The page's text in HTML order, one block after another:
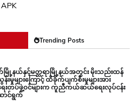
Trending Posts
ြို့နယ်နှင့်မတ္တရာမြို့နယ်အတွင်း မိုးသည်းထန်
န်းမှုများကြောင့် ထိခိုက်ပျက်စီးမှုများအား
းတပ်ဖွဲ့ဝင်များက ကူညီကယ်ဆယ်ရေးလုပ်ငန်း
ောင်ရွက်